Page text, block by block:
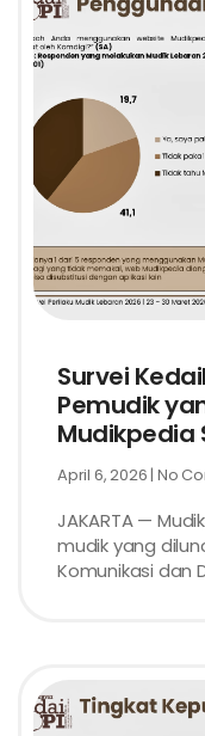
Survei
Pemudik
Mudikpedia
April 6, 2026 No
JAKARTA —
mudik yang
Komunikasi dan